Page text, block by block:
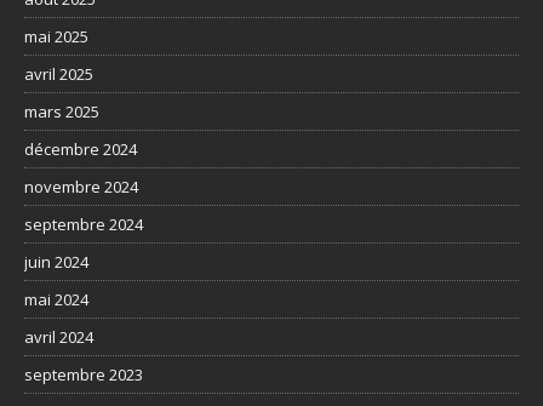
mai 2025
avril 2025
mars 2025
décembre 2024
novembre 2024
septembre 2024
juin 2024
mai 2024
avril 2024
septembre 2023